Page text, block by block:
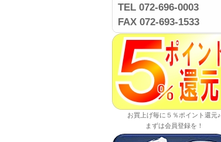
TEL 072-696-0003
FAX 072-693-1533
お買上げ毎に５％ポイント還元♪
まずは会員登録を！